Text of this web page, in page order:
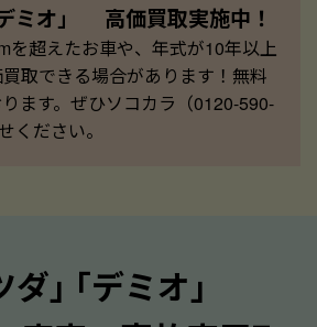
ミオ」 高価買取実施中！
を超えたお車や、年式が10年以上
取できる場合があります！無料
ます。ぜひソコカラ（0120-590-
ください。
ダ｣ ｢デミオ｣